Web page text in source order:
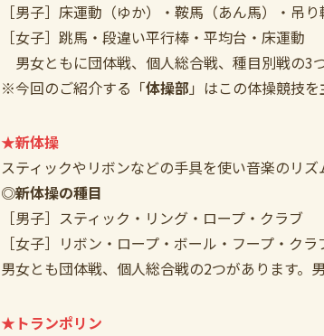
［男子］床運動（ゆか）・鞍馬（あん馬）・吊
［女子］跳馬・段違い平行棒・平均台・床運動
男女ともに団体戦、個人総合戦、種目別戦の3つ
※今回のご紹介する「体操部 」はこの体操競技を
★新体操
スティックやリボンなどの手具を使い音楽のリ
◎新体操の種目
［男子］スティック・リング・ロープ・クラブ
［女子］リボン・ロープ・ボール・フープ・クラ
男女とも団体戦、個人総合戦の2つがあります。
★トランポリン